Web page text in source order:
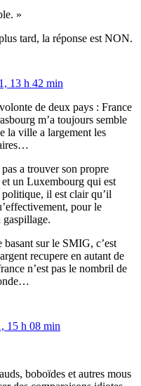
»
tard, la réponse est NON.
13 h 42 min
de deux pays : France
m’a toujours semble
la ville a largement les
a trouver son propre
un Luxembourg qui est
il est clair qu’il
pour le
gaspillage.
sur le SMIG, c’est
recupere en autant de
n’est pas le nombril de
15 h 08 min
boboïdes et autres mous